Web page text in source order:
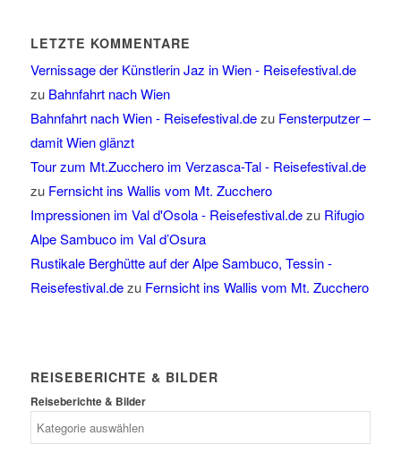
LETZTE KOMMENTARE
Vernissage der Künstlerin Jaz in Wien - Reisefestival.de
zu Bahnfahrt nach Wien
Bahnfahrt nach Wien - Reisefestival.dezu Fensterputzer –
damit Wien glänzt
Tour zum Mt.Zucchero im Verzasca-Tal - Reisefestival.de
zu Fernsicht ins Wallis vom Mt. Zucchero
Impressionen im Val d'Osola - Reisefestival.dezu Rifugio
Alpe Sambuco im Val d’Osura
Rustikale Berghütte auf der Alpe Sambuco, Tessin -
Reisefestival.dezu Fernsicht ins Wallis vom Mt. Zucchero
REISEBERICHTE & BILDER
Reiseberichte & Bilder